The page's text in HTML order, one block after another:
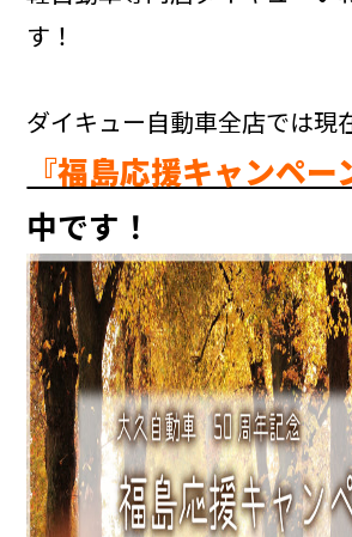
す！
ダイキュー自動車全店では現
『福島応援キャンペー
中です！